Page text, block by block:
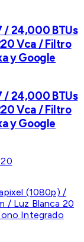
/ 24,000 BTUs
Vca / Filtro
y Google
/ 24,000 BTUs
Vca / Filtro
y Google